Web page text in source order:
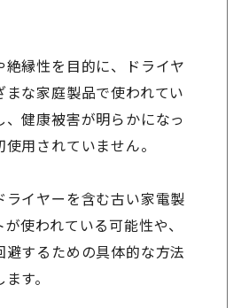
絶縁性を目的に、ドライヤ
まな家庭製品で使われてい
、健康被害が明らかになっ
用されていません。
ライヤーを含む古い家電製
使われている可能性や、
避するための具体的な方法
す。